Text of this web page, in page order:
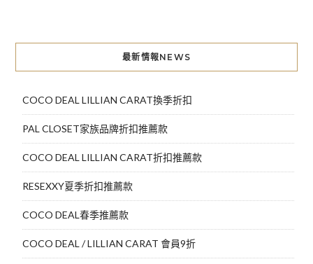
導
覽
最新情報NEWS
COCO DEAL LILLIAN CARAT換季折扣
PAL CLOSET家族品牌折扣推薦款
COCO DEAL LILLIAN CARAT折扣推薦款
RESEXXY夏季折扣推薦款
COCO DEAL春季推薦款
COCO DEAL / LILLIAN CARAT 會員9折